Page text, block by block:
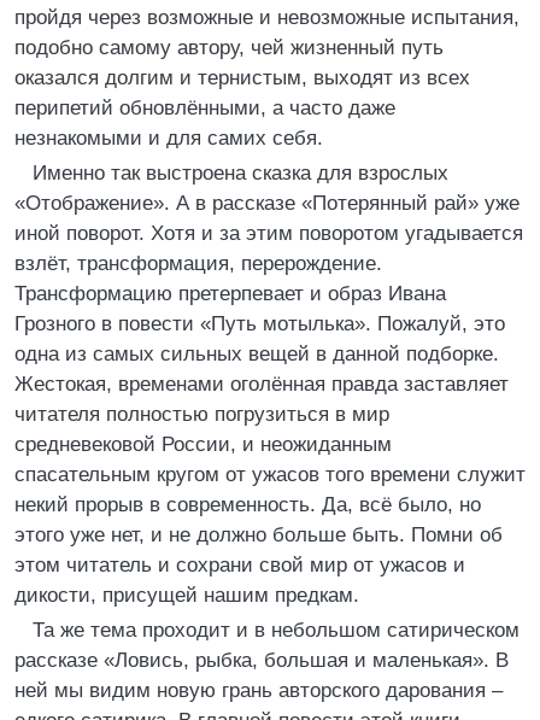
пройдя через возможные и невозможные испытания,
подобно самому автору, чей жизненный путь
оказался долгим и тернистым, выходят из всех
перипетий обновлёнными, а часто даже
незнакомыми и для самих себя.
Именно так выстроена сказка для взрослых
«Отображение». А в рассказе «Потерянный рай» уже
иной поворот. Хотя и за этим поворотом угадывается
взлёт, трансформация, перерождение.
Трансформацию претерпевает и образ Ивана
Грозного в повести «Путь мотылька». Пожалуй, это
одна из самых сильных вещей в данной подборке.
Жестокая, временами оголённая правда заставляет
читателя полностью погрузиться в мир
средневековой России, и неожиданным
спасательным кругом от ужасов того времени служит
некий прорыв в современность. Да, всё было, но
этого уже нет, и не должно больше быть. Помни об
этом читатель и сохрани свой мир от ужасов и
дикости, присущей нашим предкам.
Та же тема проходит и в небольшом сатирическом
рассказе «Ловись, рыбка, большая и маленькая». В
ней мы видим новую грань авторского дарования –